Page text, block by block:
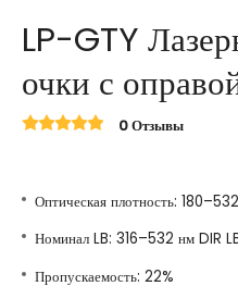
LP-GTY
очки с
0 Отзывы
Оптическая плотность:
Номинал LB: 316–532 нм DIR
Пропускаемость: 22%